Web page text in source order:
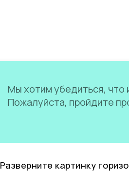
Мы хотим убедиться, что
Пожалуйста, пройдите
Разверните картинку